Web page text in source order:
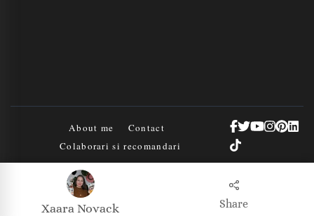
Xaara Novack Share
About me
Contact
Colaborari si recomandari
© Copyright 2026 . All Rights Reserved.
Informații adiționale